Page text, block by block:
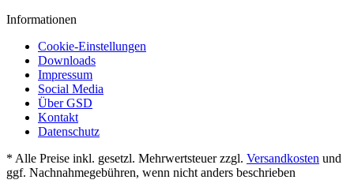
Informationen
Cookie-Einstellungen
Downloads
Impressum
Social Media
Über GSD
Kontakt
Datenschutz
* Alle Preise inkl. gesetzl. Mehrwertsteuer zzgl. Versandkosten und
ggf. Nachnahmegebühren, wenn nicht anders beschrieben